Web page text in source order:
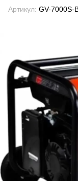
Артикул: GV-7000S-